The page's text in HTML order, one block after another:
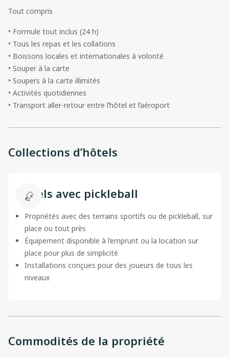
Tout compris
• Formule tout inclus (24 h)
• Tous les repas et les collations
• Boissons locales et internationales à volonté
• Souper à la carte
• Soupers à la carte illimités
• Activités quotidiennes
• Transport aller-retour entre l’hôtel et l’aéroport
Collections d’hôtels
Hôtels avec pickleball
Propriétés avec des terrains sportifs ou de pickleball, sur
place ou tout près
Équipement disponible à l’emprunt ou la location sur
place pour plus de simplicité
Installations conçues pour des joueurs de tous les
niveaux
Commodités de la propriété